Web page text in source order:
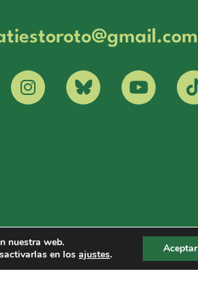
nuestra web.
en losajustes. Aceptar